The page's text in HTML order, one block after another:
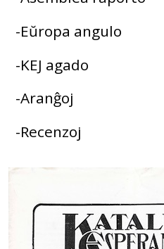
-Eŭropa angulo
-KEJ agado
-Aranĝoj
-Recenzoj